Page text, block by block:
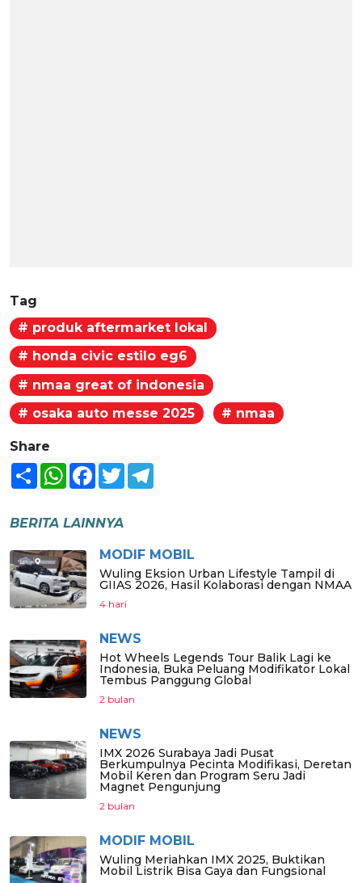
Tag
# produk aftermarket lokal
# honda civic estilo eg6
# nmaa great of indonesia
# osaka auto messe 2025
# nmaa
Share
Share WhatsAppFacebook
Twitter
BERITA LAINNYA
MODIF MOBIL
Wuling Eksion Urban Lifestyle Tampil di
GIIAS 2026, Hasil Kolaborasi dengan NMAA
4 hari
NEWS
Hot Wheels Legends Tour Balik Lagi ke
Indonesia, Buka Peluang Modifikator Lokal
Tembus Panggung Global
2 bulan
NEWS
IMX 2026 Surabaya Jadi Pusat
Berkumpulnya Pecinta Modifikasi, Deretan
Mobil Keren dan Program Seru Jadi
Magnet Pengunjung
2 bulan
MODIF MOBIL
Wuling Meriahkan IMX 2025, Buktikan
Mobil Listrik Bisa Gaya dan Fungsional